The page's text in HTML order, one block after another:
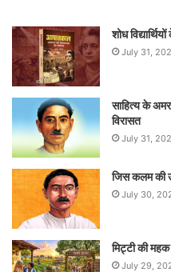
शोध
July 31,
साहित्य के
विरासत
July 31,
जिस कलम की
July 30,
मिट्टी की महक
July 29,